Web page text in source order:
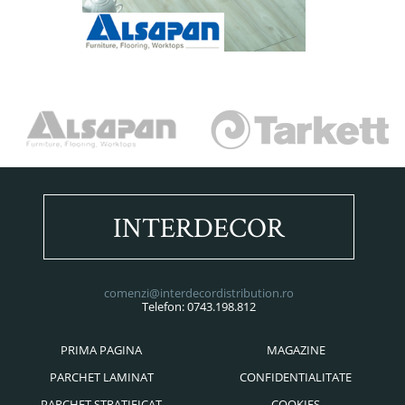
INTERDECOR
comenzi@interdecordistribution.ro
Telefon: 0743.198.812
PRIMA PAGINA
PARCHET LAMINAT
MAGAZINE
CONFIDENTIALITATE